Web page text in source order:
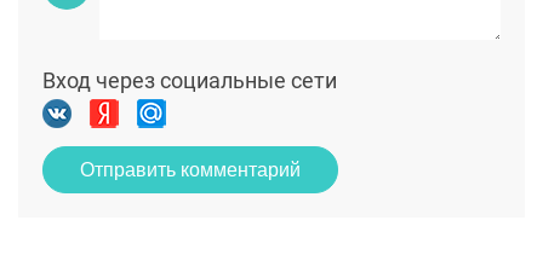
Вход через социальные сети
Отправить комментарий